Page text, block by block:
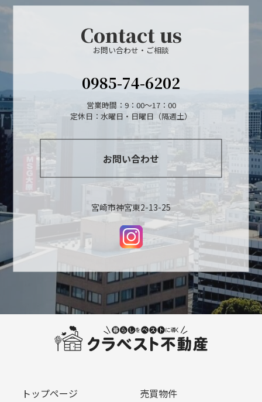
Contact us
お問い合わせ・ご相談
0985-74-6202
営業時間：9：00～17：00
定休日：水曜日・日曜日（隔週土）
お問い合わせ
宮崎市神宮東2-13-25
トップページ 売買物件